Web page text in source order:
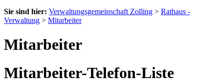
Sie sind hier: Verwaltungsgemeinschaft Zolling > Rathaus -
Verwaltung > Mitarbeiter
Mitarbeiter
Mitarbeiter-Telefon-Liste